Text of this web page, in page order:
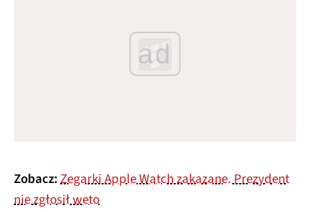
ad
Zobacz: Zegarki Apple Watch zakazane. Prezydent
nie zgłosił weto